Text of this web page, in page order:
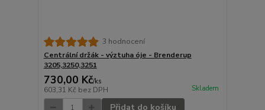
3 hodnocení
Centrální držák - výztuha óje - Brenderup
3205,3250,3251
730,00 Kč/ks
603,31 Kč bez DPH Skladem
Přidat do košíku